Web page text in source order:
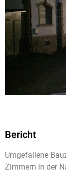
Bericht
Umgefallene
Zimmern in der